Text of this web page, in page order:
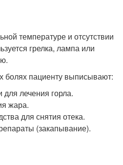
температуре и отсутствии
грелка, лампа или
болях пациенту выписывают:
лечения горла.
жара.
для снятия отека.
(закапывание).